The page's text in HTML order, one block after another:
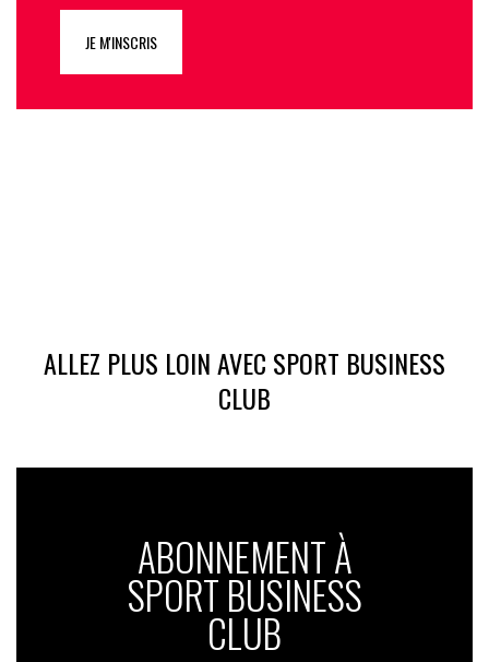
JE M'INSCRIS
ALLEZ PLUS LOIN AVEC SPORT BUSINESS
CLUB
ABONNEMENT À
SPORT BUSINESS
CLUB